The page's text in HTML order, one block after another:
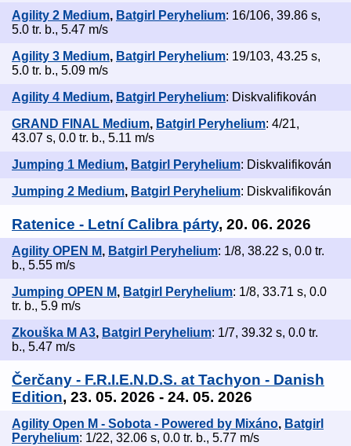
Agility 2 Medium, Batgirl Peryhelium: 16/106, 39.86 s,
5.0 tr. b., 5.47 m/s
Agility 3 Medium, Batgirl Peryhelium: 19/103, 43.25 s,
5.0 tr. b., 5.09 m/s
Agility 4 Medium, Batgirl Peryhelium: Diskvalifikován
GRAND FINAL Medium, Batgirl Peryhelium: 4/21,
43.07 s, 0.0 tr. b., 5.11 m/s
Jumping 1 Medium, Batgirl Peryhelium: Diskvalifikován
Jumping 2 Medium, Batgirl Peryhelium: Diskvalifikován
Ratenice - Letní Calibra párty, 20. 06. 2026
Agility OPEN M, Batgirl Peryhelium: 1/8, 38.22 s, 0.0 tr.
b., 5.55 m/s
Jumping OPEN M, Batgirl Peryhelium: 1/8, 33.71 s, 0.0
tr. b., 5.9 m/s
Zkouška M A3, Batgirl Peryhelium: 1/7, 39.32 s, 0.0 tr.
b., 5.47 m/s
Čerčany - F.R.I.E.N.D.S. at Tachyon - Danish
Edition, 23. 05. 2026 - 24. 05. 2026
Agility Open M - Sobota - Powered by Mixáno, Batgirl
Peryhelium: 1/22, 32.06 s, 0.0 tr. b., 5.77 m/s